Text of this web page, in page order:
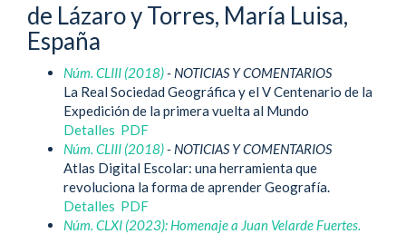
página
contenido
Navegación
principal
Contenido
Barra
lateral
de Lázaro y Torres, María Luisa,
España
Núm. CLIII (2018)- NOTICIAS Y COMENTARIOS
La Real Sociedad Geográfica y el V Centenario de la
Expedición de la primera vuelta al Mundo
Detalles PDF
Núm. CLIII (2018)- NOTICIAS Y COMENTARIOS
Atlas Digital Escolar: una herramienta que
revoluciona la forma de aprender Geografía.
Detalles PDF
Núm. CLXI (2023): Homenaje a Juan Velarde Fuertes.